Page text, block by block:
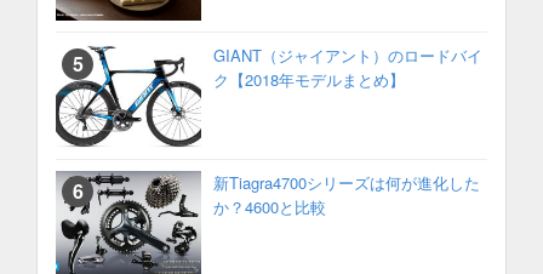
GIANT（ジャイアント）のロードバイ
ク【2018年モデルまとめ】
新Tiagra4700シリーズは何が進化した
か？4600と比較